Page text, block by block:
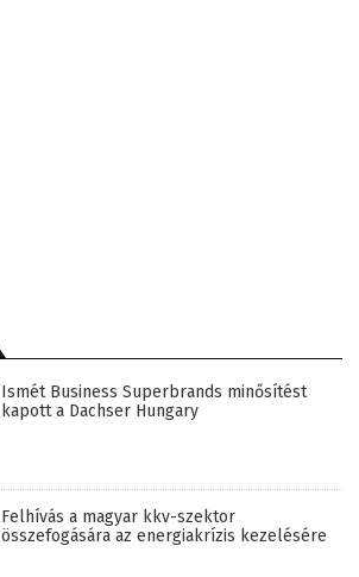
Ismét Business Superbrands minősítést
kapott a Dachser Hungary
Felhívás a magyar kkv-szektor
összefogására az energiakrízis kezelésére